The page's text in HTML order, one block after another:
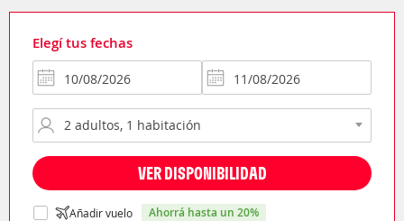
Elegí tus fechas
VER DISPONIBILIDAD
Añadir vuelo ahorrá hasta un 20%